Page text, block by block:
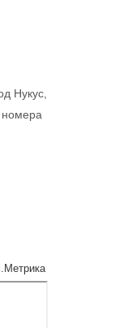
Нукус,
номера